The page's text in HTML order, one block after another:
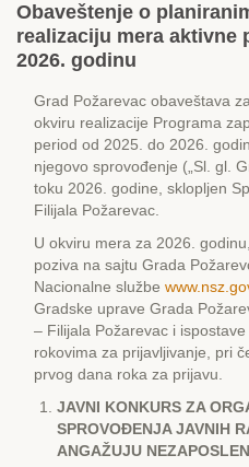
Obaveštenje o
realizaciju mera aktivne
2026. godinu
Grad Požarevac obaveštava
okviru realizacije Programa
period od 2025. do 2026.
njegovo sprovođenje („Sl. gl.
toku 2026. godine, sklopljen
Filijala Požarevac.
U okviru mera za 2026.
poziva na sajtu Grada
Nacionalne službe
Gradske uprave Grada
– Filijala Požarevac i
rokovima za prijavljivanje, pri
prvog dana roka za prijavu.
JAVNI KONKURS ZA
SPROVOĐЕNJA JAVNIH
ANGAŽUJU